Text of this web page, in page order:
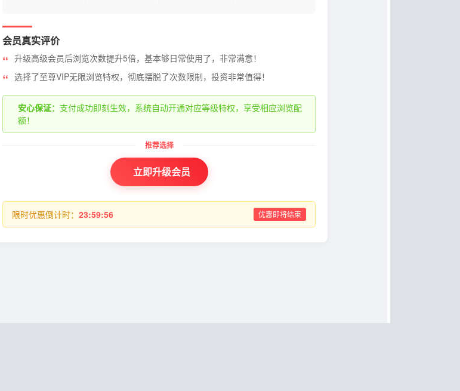
会员真实评价
升级高级会员后浏览次数提升5倍，基本够日常使用了，非常满意！
选择了至尊VIP无限浏览特权，彻底摆脱了次数限制，投资非常值得！
安心保证： 支付成功即刻生效，系统自动开通对应等级特权，享受相应浏览配
额！
立即升级会员
限时优惠倒计时： 23:59:56 优惠即将结束